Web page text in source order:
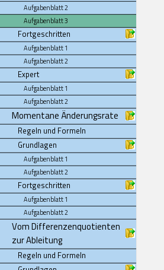
Aufgabenblatt 2
Aufgabenblatt 3
Fortgeschritten
Aufgabenblatt 1
Aufgabenblatt 2
Expert
Aufgabenblatt 1
Aufgabenblatt 2
Momentane Änderungsrate
Regeln und Formeln
Grundlagen
Aufgabenblatt 1
Aufgabenblatt 2
Fortgeschritten
Aufgabenblatt 1
Aufgabenblatt 2
Vom Differenzenquotienten
zur Ableitung
Regeln und Formeln